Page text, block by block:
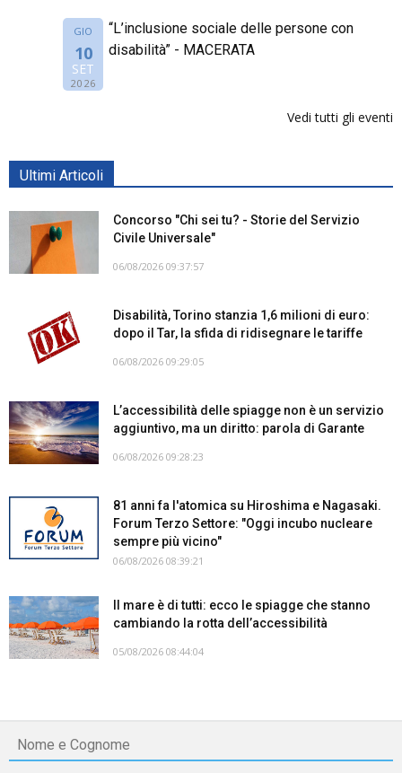
GIO
10
SET
2026
“L’inclusione sociale delle persone con
disabilità” - MACERATA
Vedi tutti gli eventi
Ultimi Articoli
Concorso "Chi sei tu? - Storie del Servizio
Civile Universale"
06/08/2026 09:37:57
Disabilità, Torino stanzia 1,6 milioni di euro:
dopo il Tar, la sfida di ridisegnare le tariffe
06/08/2026 09:29:05
L’accessibilità delle spiagge non è un servizio
aggiuntivo, ma un diritto: parola di Garante
06/08/2026 09:28:23
81 anni fa l'atomica su Hiroshima e Nagasaki.
Forum Terzo Settore: "Oggi incubo nucleare
sempre più vicino"
06/08/2026 08:39:21
Il mare è di tutti: ecco le spiagge che stanno
cambiando la rotta dell’accessibilità
05/08/2026 08:44:04